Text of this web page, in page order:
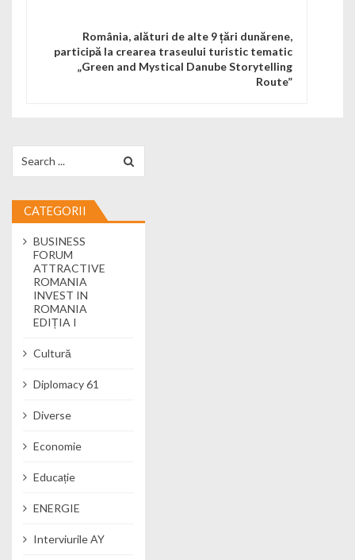
România, alături de alte 9 țări dunărene,
participă la crearea traseului turistic tematic
„Green and Mystical Danube Storytelling
Route”
CATEGORII
BUSINESS
FORUM
ATTRACTIVE
ROMANIA
INVEST IN
ROMANIA
EDIȚIA I
Cultură
Diplomacy 61
Diverse
Economie
Educație
ENERGIE
Interviurile AY